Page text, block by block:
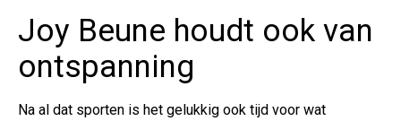
Joy Beune houdt ook van
ontspanning
Na al dat sporten is het gelukkig ook tijd voor wat